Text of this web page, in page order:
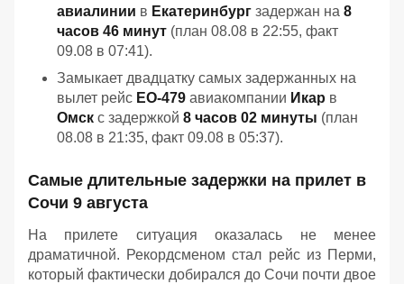
авиалинии в Екатеринбург задержан на 8
часов 46 минут (план 08.08 в 22:55, факт
09.08 в 07:41).
Замыкает двадцатку самых задержанных на
вылет рейс EO-479 авиакомпании Икар в
Омск с задержкой 8 часов 02 минуты (план
08.08 в 21:35, факт 09.08 в 05:37).
Самые длительные задержки на прилет в
Сочи 9 августа
На прилете ситуация оказалась не менее
драматичной. Рекордсменом стал рейс из Перми,
который фактически добирался до Сочи почти двое